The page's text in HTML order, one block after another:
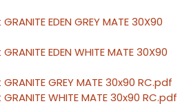
EDEN GREY MATE 30X90
EDEN WHITE MATE 30X90
GREY MATE 30x90 RC.pdf
WHITE MATE 30x90 RC.pdf